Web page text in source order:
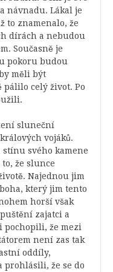
návnadu. Lákal je
to znamenalo, že
dírách a nebudou
Současně je
pokoru budou
měli být
celý život. Po
sluneční
vojáků.
svého kamene
že slunce
Najednou jim
který jim tento
horší však
zajatci a
pochopili, že mezi
není zas tak
oddíly,
prohlásili, že se do